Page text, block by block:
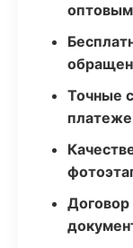
Точные